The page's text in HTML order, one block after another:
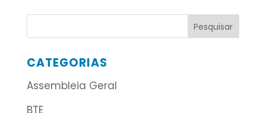
CATEGORIAS
Assembleia Geral
BTE